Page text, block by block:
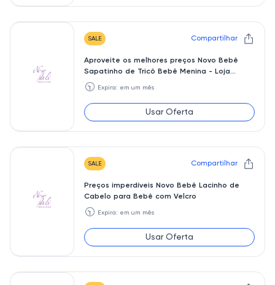
SALE Compartilhar
Aproveite os melhores preços Novo Bebê
Sapatinho de Tricô Bebê Menina - Loja
Roupa Bebê
🕥 Expira: em um mês
Usar Oferta
SALE Compartilhar
Preços imperdíveis Novo Bebê Lacinho de
Cabelo para Bebê com Velcro
🕥 Expira: em um mês
Usar Oferta